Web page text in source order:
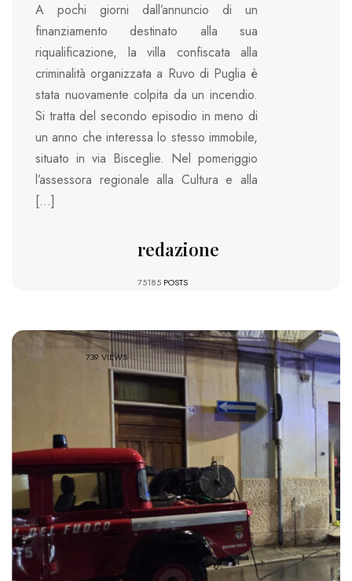
A pochi giorni dall’annuncio di un
finanziamento destinato alla sua
riqualificazione, la villa confiscata alla
criminalità organizzata a Ruvo di Puglia è
stata nuovamente colpita da un incendio.
Si tratta del secondo episodio in meno di
un anno che interessa lo stesso immobile,
situato in via Bisceglie. Nel pomeriggio
l’assessora regionale alla Cultura e alla
[…]
redazione
75185 POSTS
739 VIEWS